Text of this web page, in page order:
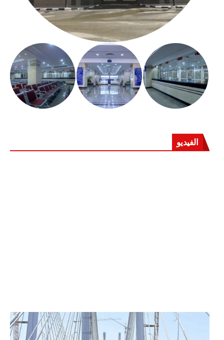
الفيديو
الرئيس عبد الفتاح السيسي يفتتح محور روض الفرج
وكوبري تحيا مصر